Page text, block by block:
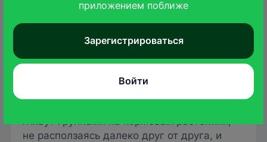
Frank Vincentz /wikimedia.org
Развиваются гусеницы с конца мая по
сентябрь. Они в длину 1–2 см, темные,
вплоть до черных, с двумя желтоватыми
Живут группами на кормовых растениях,
не расползаясь далеко друг от друга, и
приложением поближе
Зарегистрироваться
Войти